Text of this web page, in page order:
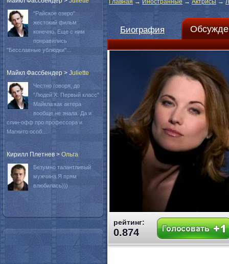
Главная → Иностранные → Актрисы →
Биография
рейтинг:
0.874
"Райское озеро"
жестокий фильм
конечно. Еще с ним
понравились
"Бесславные ублюдки"...
Майкл Фассбендер > Juliette
Честно говоря, до
"Людей Х: Первый класс"
Майкла как актера
вообще не знала. Да и
спин-офф про профессора и
Магнито особ...
Кирилл Плетнев > Oльга
Безумно талантливый
мужчина.Я прям
влюбилась)))